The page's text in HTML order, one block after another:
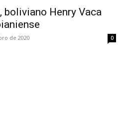
boliviano Henry Vaca
de 2020 0